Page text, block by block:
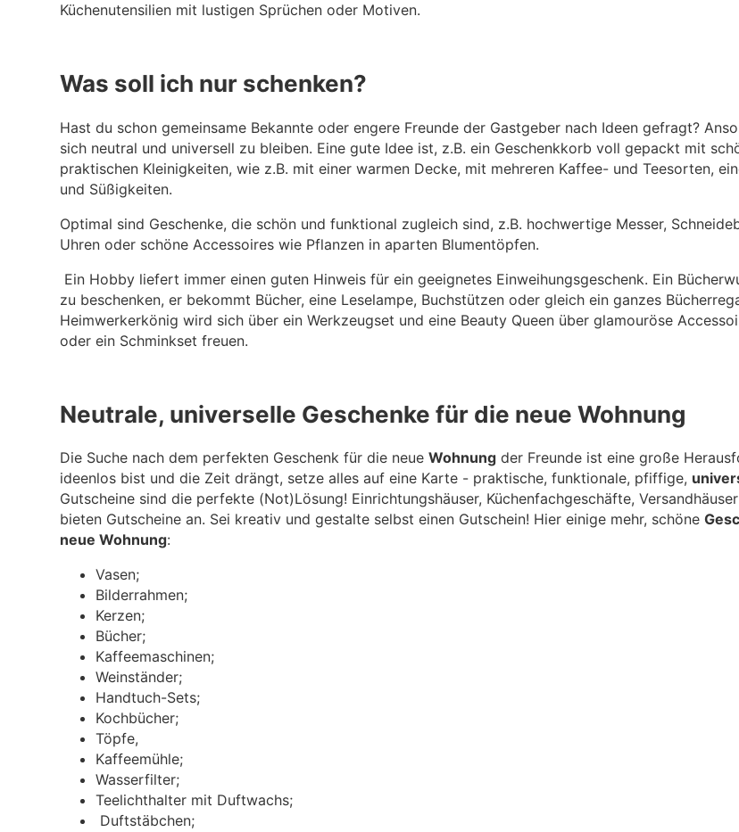
Küchenutensilien mit lustigen Sprüchen oder Motiven.
Was soll ich nur schenken?
Hast du schon gemeinsame Bekannte oder engere Freunde der Gastgeber nach Ideen gefragt?
sich neutral und universell zu bleiben. Eine gute Idee ist, z.B. ein Geschenkkorb voll gepackt mit
praktischen Kleinigkeiten, wie z.B. mit einer warmen Decke, mit mehreren Kaffee- und Teesorten,
und Süßigkeiten.
Optimal sind Geschenke, die schön und funktional zugleich sind, z.B. hochwertige Messer,
Uhren oder schöne Accessoires wie Pflanzen in aparten Blumentöpfen.
Ein Hobby liefert immer einen guten Hinweis für ein geeignetes Einweihungsgeschenk. Ein
zu beschenken, er bekommt Bücher, eine Leselampe, Buchstützen oder gleich ein ganzes
Heimwerkerkönig wird sich über ein Werkzeugset und eine Beauty Queen über glamouröse
oder ein Schminkset freuen.
Neutrale, universelle Geschenke für die neue Wohnung
Die Suche nach dem perfekten Geschenk für die neueWohnung der Freunde ist eine große
ideenlos bist und die Zeit drängt, setze alles auf eine Karte - praktische, funktionale, pfiffige,
Gutscheine sind die perfekte (Not)Lösung! Einrichtungshäuser, Küchenfachgeschäfte,
bieten Gutscheine an. Sei kreativ und gestalte selbst einen Gutschein! Hier einige mehr, schöne
neue Wohnung:
Vasen;
Bilderrahmen;
Kerzen;
Bücher;
Kaffeemaschinen;
Weinständer;
Handtuch-Sets;
Kochbücher;
Töpfe,
Kaffeemühle;
Wasserfilter;
Teelichthalter mit Duftwachs;
Duftstäbchen;